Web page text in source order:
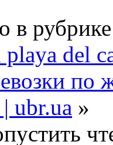
в
del
по
ubr.ua »